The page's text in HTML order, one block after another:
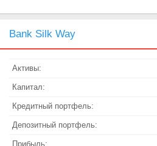
Bank Silk Way
Активы:
Капитал:
Кредитный портфель:
Депозитный портфель:
Прибыль: